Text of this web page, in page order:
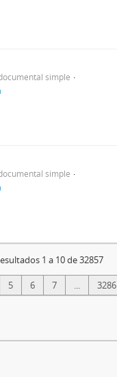
simple
simple
1 a 10 de 32857
5 6 7 ... 3286